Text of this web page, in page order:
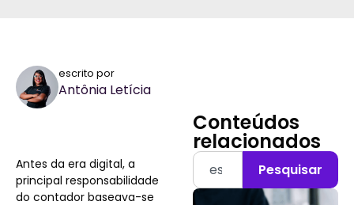
escrito por
Antônia Letícia
Antes da era digital, a
principal responsabilidade
do contador baseava-se
Conteúdos
relacionados
Pesquisar